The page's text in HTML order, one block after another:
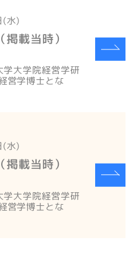
水)
載当時）
学大学院経営学研
営学博士とな
水)
載当時）
学大学院経営学研
営学博士とな